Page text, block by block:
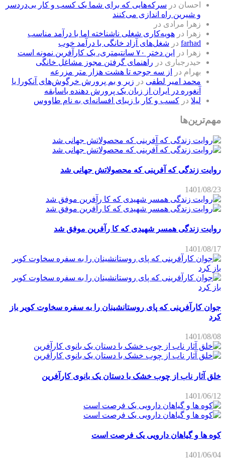
احسان در سرکه‌هایی که برای شما یک کسب و کار بی‌دردسر
و شیرین راه اندازی می‌کنند
زهرا مرادی در
زهرا
در هویه‌کاری شغلی ناشناخته اما با درآمد مناسب
farhad در شغل‌های آزاد خانگی با درآمد خوب
زهرا
در
این دختر ۷۰ سانتیمتری، یک کارآفرین نمونه است
حیدرجباری در راهنمای گرفتن مجوز مشاغل خانگی
بهرام در
از سه جوجه تا هشت هزار متر مزرعه
محمد امیر لطفی در زیر و بم پرورش خرگوش‌های آنکورا یا
آنغوره در ایران از زبان یک پرورش دهنده باسابقه
لیلا در کسب و کار با زیبای افسانه‌ای به نام طاووس
مهم‌ترین‌ها
روایت زندگی که آفرینی که محصولاتش جهانی شد
1401/08/23
روایت زندگی همسر شهیدی که کا رآفرین موفق شد
1401/08/17
جوان کارآفرینی که پای روستانشینان را به سفره سخاوت کویر باز
کرد
1401/08/08
خلق آثار ناب از چوب خشک با دستان یک بانوی کارآفرین
1401/06/12
کوه ها و گیاهان دارویی یک فرصت است
1401/06/04